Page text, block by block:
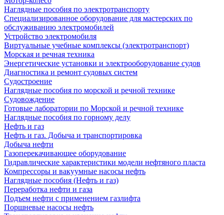
Наглядные пособия по электротранспорту
Специализированное оборудование для мастерских по
обслуживанию электромобилей
Устройство электромобиля
Виртуальные учебные комплексы (электротранспорт)
Морская и речная техника
Энергетические установки и электрооборудование судов
Диагностика и ремонт судовых систем
Судостроение
Наглядные пособия по морской и речной технике
Судовождение
Готовые лаборатории по Морской и речной технике
Наглядные пособия по горному делу
Нефть и газ
Нефть и газ. Добыча и транспортировка
Добыча нефти
Газоперекачивающее оборудование
Гидравлические характеристики модели нефтяного пласта
Компрессоры и вакуумные насосы нефть
Наглядные пособия (Нефть и газ)
Переработка нефти и газа
Подъем нефти с применением газлифта
Поршневые насосы нефть